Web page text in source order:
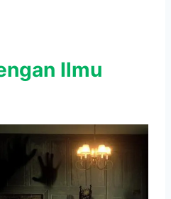
Ilmu